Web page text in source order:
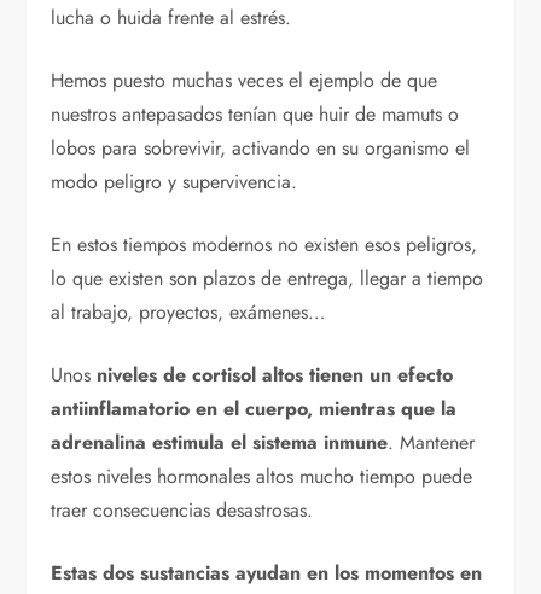
lucha o huida frente al estrés.
Hemos puesto muchas veces el ejemplo de que
nuestros antepasados tenían que huir de mamuts o
lobos para sobrevivir, activando en su organismo el
modo peligro y supervivencia.
En estos tiempos modernos no existen esos peligros,
lo que existen son plazos de entrega, llegar a tiempo
al trabajo, proyectos, exámenes…
Unos niveles de cortisol altos tienen un efecto
antiinflamatorio en el cuerpo, mientras que la
adrenalina estimula el sistema inmune. Mantener
estos niveles hormonales altos mucho tiempo puede
traer consecuencias desastrosas.
Estas dos sustancias ayudan en los momentos en